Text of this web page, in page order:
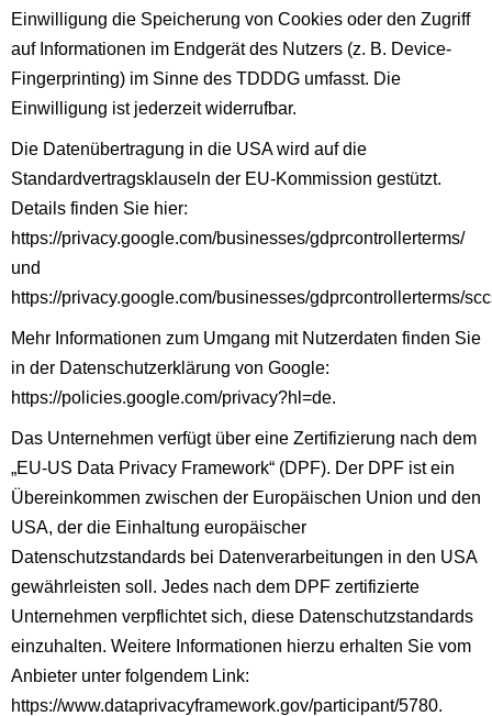
Einwilligung die Speicherung von Cookies oder den Zugriff
auf Informationen im Endgerät des Nutzers (z. B. Device-
Fingerprinting) im Sinne des TDDDG umfasst. Die
Einwilligung ist jederzeit widerrufbar.
Die Datenübertragung in die USA wird auf die
Standardvertragsklauseln der EU-Kommission gestützt.
Details finden Sie hier:
https://privacy.google.com/businesses/gdprcontrollerterms/
und
https://privacy.google.com/businesses/gdprcontrollerterms/
Mehr Informationen zum Umgang mit Nutzerdaten finden Sie
in der Datenschutzerklärung von Google:
https://policies.google.com/privacy?hl=de.
Das Unternehmen verfügt über eine Zertifizierung nach dem
„EU-US Data Privacy Framework“ (DPF). Der DPF ist ein
Übereinkommen zwischen der Europäischen Union und den
USA, der die Einhaltung europäischer
Datenschutzstandards bei Datenverarbeitungen in den USA
gewährleisten soll. Jedes nach dem DPF zertifizierte
Unternehmen verpflichtet sich, diese Datenschutzstandards
einzuhalten. Weitere Informationen hierzu erhalten Sie vom
Anbieter unter folgendem Link:
https://www.dataprivacyframework.gov/participant/5780.